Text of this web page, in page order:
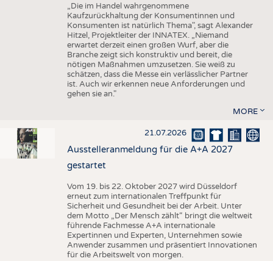
„Die im Handel wahrgenommene
Kaufzurückhaltung der Konsumentinnen und
Konsumenten ist natürlich Thema", sagt Alexander
Hitzel, Projektleiter der INNATEX. „Niemand
erwartet derzeit einen großen Wurf, aber die
Branche zeigt sich konstruktiv und bereit, die
nötigen Maßnahmen umzusetzen. Sie weiß zu
schätzen, dass die Messe ein verlässlicher Partner
ist. Auch wir erkennen neue Anforderungen und
gehen sie an."
MORE
21.07.2026
Ausstelleranmeldung für die A+A 2027
gestartet
Vom 19. bis 22. Oktober 2027 wird Düsseldorf
erneut zum internationalen Treffpunkt für
Sicherheit und Gesundheit bei der Arbeit. Unter
dem Motto „Der Mensch zählt“ bringt die weltweit
führende Fachmesse A+A internationale
Expertinnen und Experten, Unternehmen sowie
Anwender zusammen und präsentiert Innovationen
für die Arbeitswelt von morgen.